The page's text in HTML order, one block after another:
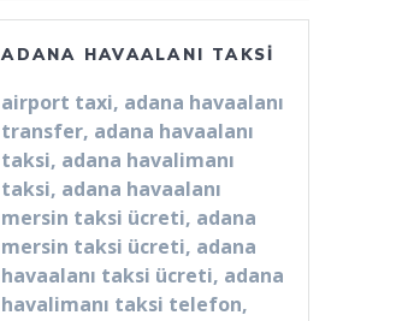
ADANA HAVAALANI TAKSI
airport taxi, adana havaalanı
transfer, adana havaalanı
taksi, adana havalimanı
taksi, adana havaalanı
mersin taksi ücreti, adana
mersin taksi ücreti, adana
havaalanı taksi ücreti, adana
havalimanı taksi telefon,